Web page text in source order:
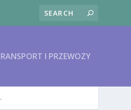
I PRZEWOZY